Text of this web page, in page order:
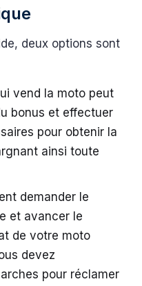
deux options sont
vend la moto peut
bonus et effectuer
pour obtenir la
ainsi toute
demander le
et avancer le
de votre moto
devez
pour réclamer